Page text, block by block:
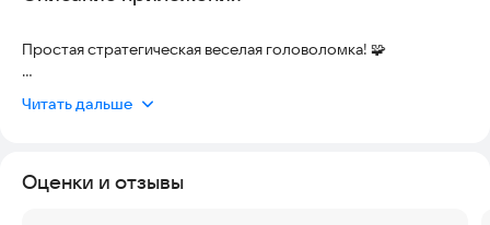
Простая стратегическая веселая головоломка! 🧩
заполнятся! 🎯
человечков в лунки. Разные цвета блокируют друг друга! 🌈
Читать дальше
Оценки и отзывы